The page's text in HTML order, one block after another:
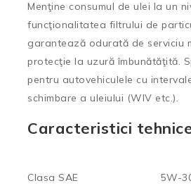
Menţine consumul de ulei la un
funcţionalitatea filtrului de
garantează odurată de serviciu
protecţie la uzură îmbunătăţită.
pentru autovehiculele cu
schimbare a uleiului (WIV etc.).
Caracteristici
Clasa SAE 5W-